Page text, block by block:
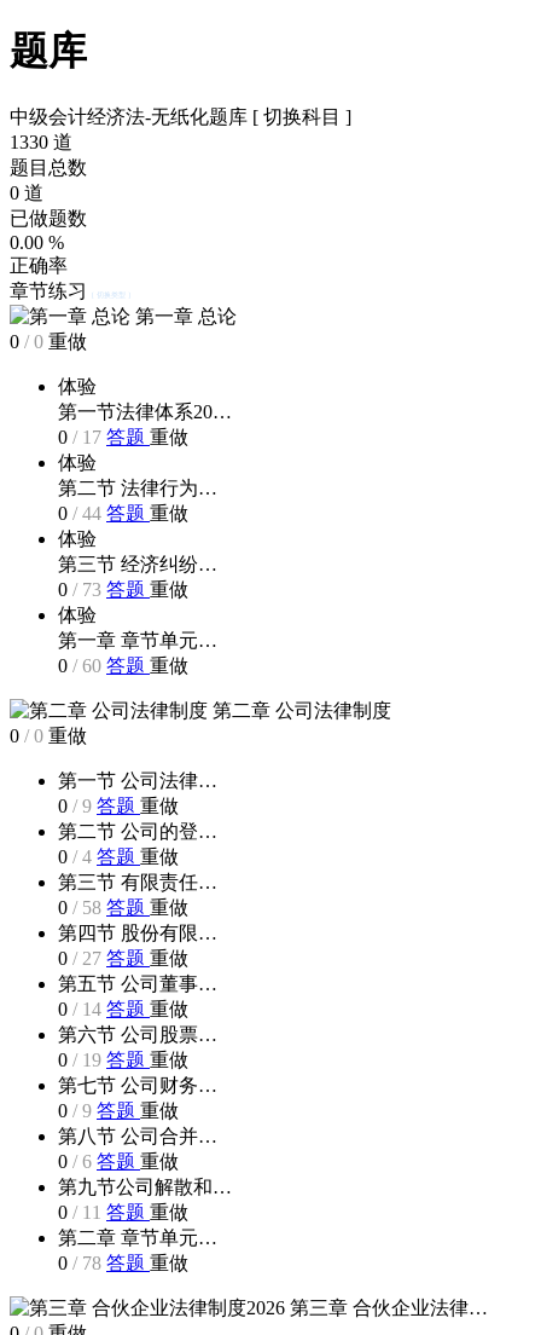
题库
中级会计经济法-无纸化题库 [ 切换科目 ]
1330 道
题目总数
0 道
已做题数
0.00 %
正确率
章节练习
[ 切换类型 ]
第一章 总论
0 /0 重做
体验
第一节法律体系20…
0 / 17 答题 重做
体验
第二节 法律行为…
0 /44 答题 重做
体验
第三节 经济纠纷…
0 / 73 答题 重做
体验
第一章 章节单元…
0 /60 答题 重做
第二章 公司法律制度
0 /0 重做
第一节 公司法律…
0 /9 答题 重做
第二节 公司的登…
0 /4 答题 重做
第三节 有限责任…
0 / 58 答题 重做
第四节 股份有限…
0 / 27 答题 重做
第五节 公司董事…
0 / 14 答题 重做
第六节 公司股票…
0 / 19 答题 重做
第七节 公司财务…
0 /9 答题 重做
第八节 公司合并…
0 /6 答题 重做
第九节公司解散和…
0 / 11 答题 重做
第二章 章节单元…
0 / 78 答题 重做
第三章 合伙企业法律…